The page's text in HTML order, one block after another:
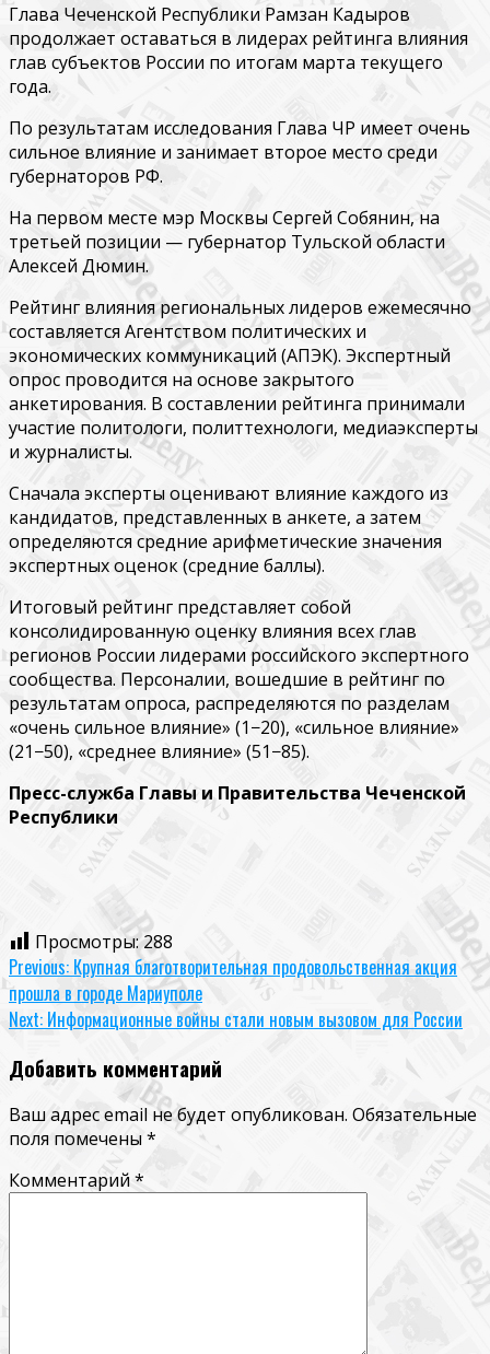
Глава Чеченской Республики Рамзан Кадыров
продолжает оставаться в лидерах рейтинга влияния
глав субъектов России по итогам марта текущего
года.
По результатам исследования Глава ЧР имеет очень
сильное влияние и занимает второе место среди
губернаторов РФ.
На первом месте мэр Москвы Сергей Собянин, на
третьей позиции — губернатор Тульской области
Алексей Дюмин.
Рейтинг влияния региональных лидеров ежемесячно
составляется Агентством политических и
экономических коммуникаций (АПЭК). Экспертный
опрос проводится на основе закрытого
анкетирования. В составлении рейтинга принимали
участие политологи, политтехнологи, медиаэксперты
и журналисты.
Сначала эксперты оценивают влияние каждого из
кандидатов, представленных в анкете, а затем
определяются средние арифметические значения
экспертных оценок (средние баллы).
Итоговый рейтинг представляет собой
консолидированную оценку влияния всех глав
регионов России лидерами российского экспертного
сообщества. Персоналии, вошедшие в рейтинг по
результатам опроса, распределяются по разделам
«очень сильное влияние» (1−20), «сильное влияние»
(21−50), «среднее влияние» (51−85).
Пресс-служба Главы и Правительства Чеченской
Республики
Просмотры:288
Continue
Reading
Previous: Крупная благотворительная продовольственная акция
прошла в городе Мариуполе
Next: Информационные войны стали новым вызовом для России
Добавить комментарий
Ваш адрес email не будет опубликован. Обязательные
поля помечены *
Комментарий*